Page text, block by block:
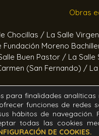
Obras
Chocillas / La Salle
Fundación Moreno
Buen Pastor / La
(San Fernando) /
Obras
/Hogar Jerez /
para finalidades
funciones de redes
hábitos de navegación.
todas las cookies
DE COOKIES.